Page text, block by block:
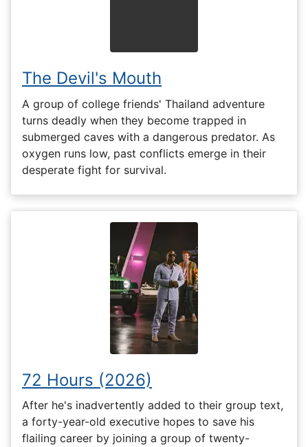
The Devil's Mouth
A group of college friends' Thailand adventure
turns deadly when they become trapped in
submerged caves with a dangerous predator. As
oxygen runs low, past conflicts emerge in their
desperate fight for survival.
72 Hours (2026)
After he's inadvertently added to their group text,
a forty-year-old executive hopes to save his
flailing career by joining a group of twenty-